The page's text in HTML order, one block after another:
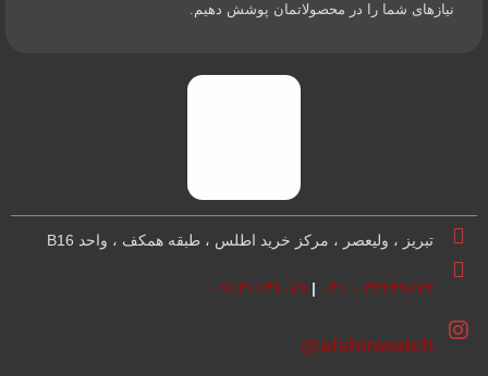
نیازهای شما را در محصولاتمان پوشش دهیم.
تبریز ، ولیعصر ، مرکز خرید اطلس ، طبقه همکف ، واحد B16
۳۳۲۴۹۶۷۲ – ۰۴۱ | ۰۹۱۴۱۱۴۹۰۸۹
afshinwatch@